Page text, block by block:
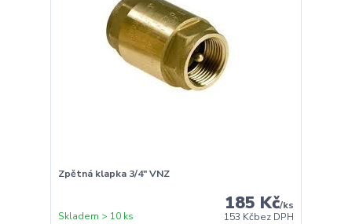
Zpětná klapka 3/4" VNZ
185 Kč/ks
153 Kčbez DPH
Skladem > 10 ks